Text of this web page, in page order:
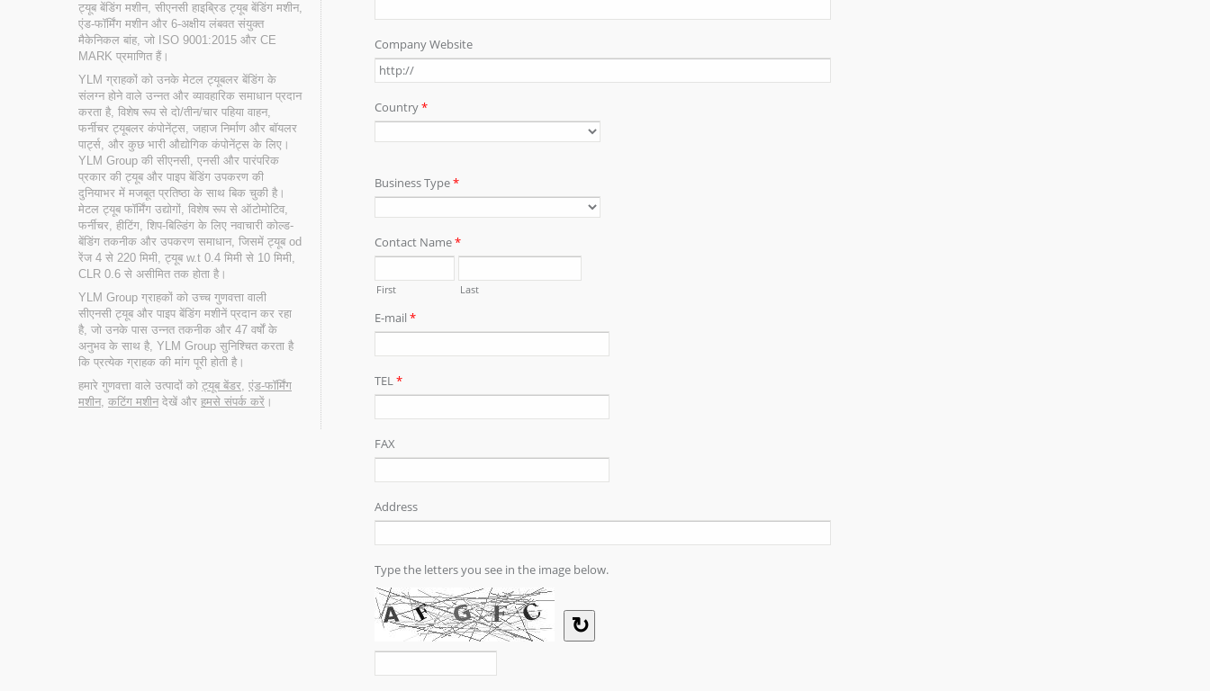
ट्यूब बेंडिंग मशीन, सीएनसी हाइब्रिड ट्यूब बेंडिंग मशीन,
एंड-फॉर्मिंग मशीन और 6-अक्षीय लंबवत संयुक्त
मैकेनिकल बांह, जो ISO 9001:2015 और CE
MARK प्रमाणित हैं।
YLM ग्राहकों को उनके मेटल ट्यूबलर बेंडिंग के
संलग्न होने वाले उन्नत और व्यावहारिक समाधान प्रदान
करता है, विशेष रूप से दो/तीन/चार पहिया वाहन,
फर्नीचर ट्यूबलर कंपोनेंट्स, जहाज निर्माण और बॉयलर
पार्ट्स, और कुछ भारी औद्योगिक कंपोनेंट्स के लिए।
YLM Group की सीएनसी, एनसी और पारंपरिक
प्रकार की ट्यूब और पाइप बेंडिंग उपकरण की
दुनियाभर में मजबूत प्रतिष्ठा के साथ बिक चुकी है।
मेटल ट्यूब फॉर्मिंग उद्योगों, विशेष रूप से ऑटोमोटिव,
फर्नीचर, हीटिंग, शिप-बिल्डिंग के लिए नवाचारी कोल्ड-
बेंडिंग तकनीक और उपकरण समाधान, जिसमें ट्यूब od
रेंज 4 से 220 मिमी, ट्यूब w.t 0.4 मिमी से 10 मिमी,
CLR 0.6 से असीमित तक होता है।
YLM Group ग्राहकों को उच्च गुणवत्ता वाली
सीएनसी ट्यूब और पाइप बेंडिंग मशीनें प्रदान कर रहा
है, जो उनके पास उन्नत तकनीक और 47 वर्षों के
अनुभव के साथ है, YLM Group सुनिश्चित करता है
कि प्रत्येक ग्राहक की मांग पूरी होती है।
हमारे गुणवत्ता वाले उत्पादों को ट्यूब बेंडर, एंड-फॉर्मिंग
मशीन, कटिंग मशीनदेखें और हमसे संपर्क करें ।